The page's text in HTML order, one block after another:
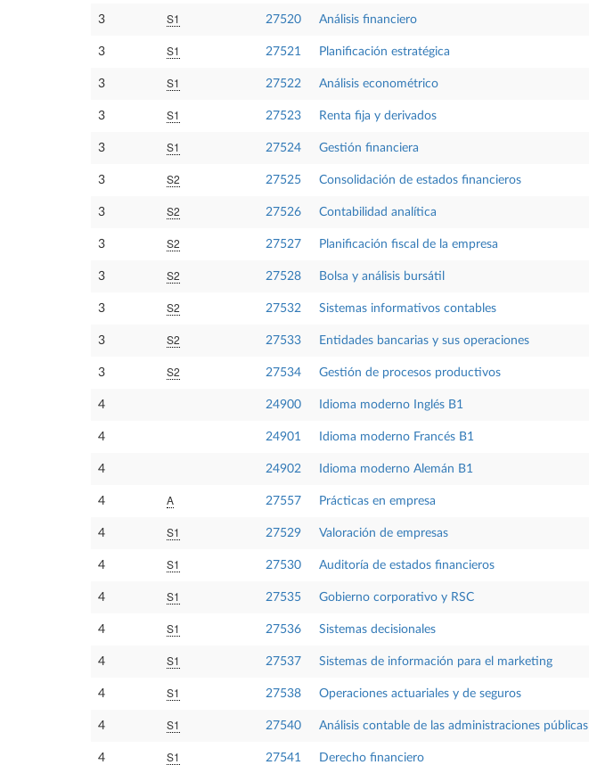
3 S1 27520 Análisis financiero
3 S1 27521 Planificación estratégica
3 S1 27522 Análisis econométrico
3 S1 27523 Renta fija y derivados
3 S1 27524 Gestión financiera
3 S2 27525 Consolidación de estados financieros
3 S2 27526 Contabilidad analítica
3 S2 27527 Planificación fiscal de la empresa
3 S2 27528 Bolsa y análisis bursátil
3 S2 27532 Sistemas informativos contables
3 S2 27533 Entidades bancarias y sus operaciones
3 S2 27534 Gestión de procesos productivos
4 24900 Idioma moderno Inglés B1
4 24901 Idioma moderno Francés B1
4 24902 Idioma moderno Alemán B1
4 A 27557 Prácticas en empresa
4 S1 27529 Valoración de empresas
4 S1 27530 Auditoría de estados financieros
4 S1 27535 Gobierno corporativo y RSC
4 S1 27536 Sistemas decisionales
4 S1 27537 Sistemas de información para el marketing
4 S1 27538 Operaciones actuariales y de seguros
4 S1 27540 Análisis contable de las administraciones públicas
4 S1 27541 Derecho financiero